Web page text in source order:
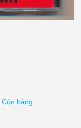
Còn hàng